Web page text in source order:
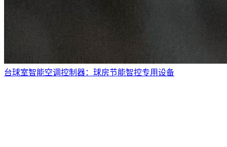
台球室智能空调控制器：球房节能智控专用设备